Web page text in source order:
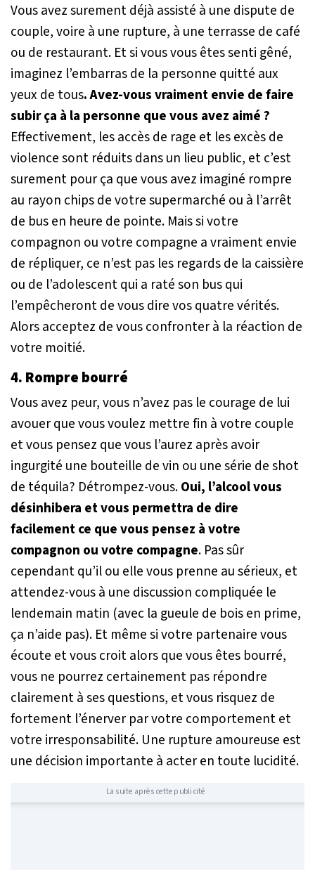
Vous avez surement déjà assisté à une dispute de
couple, voire à une rupture, à une terrasse de café
ou de restaurant. Et si vous vous êtes senti gêné,
imaginez l’embarras de la personne quitté aux
yeux de tous. Avez-vous vraiment envie de faire
subir ça à la personne que vous avez aimé ?
Effectivement, les accès de rage et les excès de
violence sont réduits dans un lieu public, et c’est
surement pour ça que vous avez imaginé rompre
au rayon chips de votre supermarché ou à l’arrêt
de bus en heure de pointe. Mais si votre
compagnon ou votre compagne a vraiment envie
de répliquer, ce n’est pas les regards de la caissière
ou de l’adolescent qui a raté son bus qui
l’empêcheront de vous dire vos quatre vérités.
Alors acceptez de vous confronter à la réaction de
votre moitié.
4. Rompre bourré
Vous avez peur, vous n’avez pas le courage de lui
avouer que vous voulez mettre fin à votre couple
et vous pensez que vous l’aurez après avoir
ingurgité une bouteille de vin ou une série de shot
de téquila? Détrompez-vous.Oui, l’alcool vous
désinhibera et vous permettra de dire
facilement ce que vous pensez à votre
compagnon ou votre compagne. Pas sûr
cependant qu’il ou elle vous prenne au sérieux, et
attendez-vous à une discussion compliquée le
lendemain matin (avec la gueule de bois en prime,
ça n’aide pas). Et même si votre partenaire vous
écoute et vous croit alors que vous êtes bourré,
vous ne pourrez certainement pas répondre
clairement à ses questions, et vous risquez de
fortement l’énerver par votre comportement et
votre irresponsabilité. Une rupture amoureuse est
une décision importante à acter en toute lucidité.
La suite après cette publicité